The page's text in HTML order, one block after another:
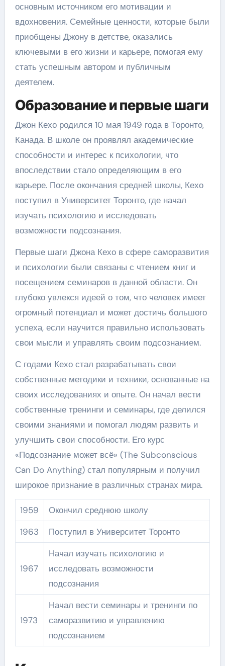
основным источником его мотивации и
вдохновения. Семейные ценности, которые были
приобщены Джону в детстве, оказались
ключевыми в его жизни и карьере, помогая ему
стать успешным автором и публичным
деятелем.
Образование и первые шаги
Джон Кехо родился 10 мая 1949 года в Торонто,
Канада. В школе он проявлял академические
способности и интерес к психологии, что
впоследствии стало определяющим в его
карьере. После окончания средней школы, Кехо
поступил в Университет Торонто, где начал
изучать психологию и исследовать
возможности подсознания.
Первые шаги Джона Кехо в сфере саморазвития
и психологии были связаны с чтением книг и
посещением семинаров в данной области. Он
глубоко увлекся идеей о том, что человек имеет
огромный потенциал и может достичь большого
успеха, если научится правильно использовать
свои мысли и управлять своим подсознанием.
С годами Кехо стал разрабатывать свои
собственные методики и техники, основанные на
своих исследованиях и опыте. Он начал вести
собственные тренинги и семинары, где делился
своими знаниями и помогал людям развить и
улучшить свои способности. Его курс
«Подсознание может всё» (The Subconscious
Can Do Anything) стал популярным и получил
широкое признание в различных странах мира.
1959
Окончил среднюю школу
1963
Поступил в Университет Торонто
1967
Начал изучать психологию и
исследовать возможности
подсознания
1973
Начал вести семинары и тренинги по
саморазвитию и управлению
подсознанием